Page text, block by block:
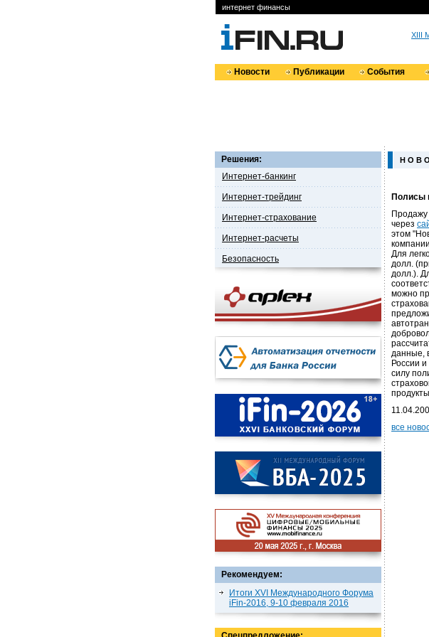
интернет финансы
XIII
Новости Публикации События
Решения:
Интернет-банкинг
Интернет-трейдинг
Интернет-страхование
Интернет-расчеты
Безопасность
Рекомендуем:
Итоги XVI Международного Форума
iFin-2016, 9-10 февраля 2016
Н О В
Полисы
Продажу
через
этом
Для
долл.
долл.).
можно
данные,
России
силу
все